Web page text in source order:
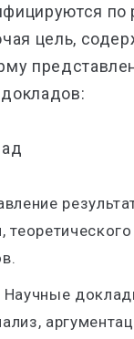
по
цель,
Научные